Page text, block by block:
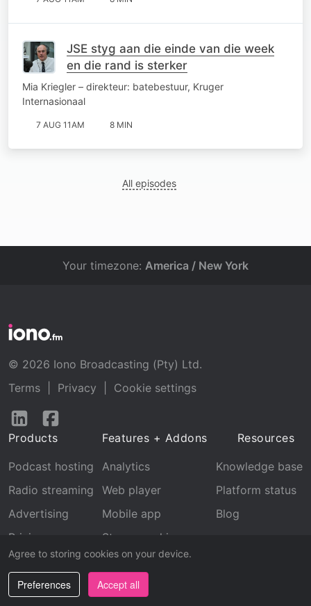
JSE styg aan die einde van die week
en die rand is sterker
Mia Kriegler – direkteur: batebestuur, Kruger
Internasionaal
7 AUG 11AM 8 MIN
All episodes
Agree to storing cookies on your device.
Preferences Accept all
Your timezone: America / New York
© 2026 Iono Broadcasting (Pty) Ltd.
Terms
Privacy
Cookie settings
Follow
LinkedInFacebook
Products
Podcast hosting
Radio streaming
Advertising
Pricing
Features + Addons
Analytics
Web player
Mobile app
Stream archive
Recognition
Resources
Knowledge base
Platform status
Blog